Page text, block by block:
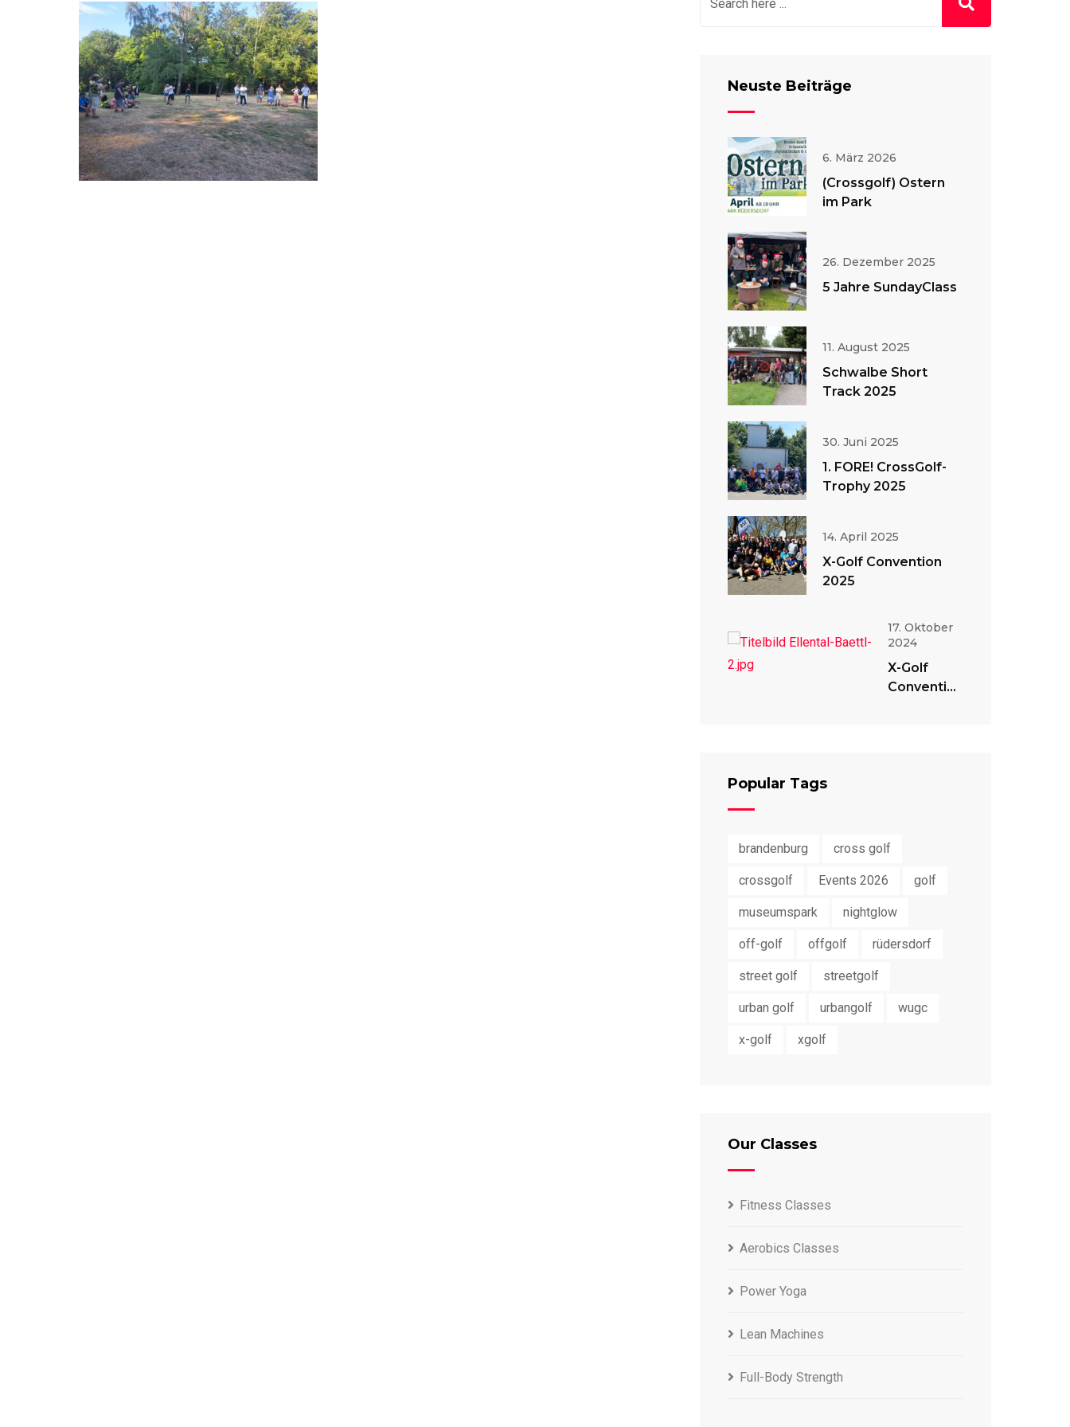
Neuste Beiträge
6. März 2026
(Crossgolf) Ostern
im Park
26. Dezember 2025
5 Jahre SundayClass
11. August 2025
Schwalbe Short
Track 2025
30. Juni 2025
1. FORE! CrossGolf-
Trophy 2025
14. April 2025
X-Golf Convention
2025
17. Oktober
2024
X-Golf
Convention
Popular Tags
brandenburg cross golf
crossgolf Events 2026 golf
museumspark nightglow
off-golf offgolf rüdersdorf
street golf streetgolf
urban golf urbangolf wugc
x-golf xgolf
Our Classes
Fitness Classes
Aerobics Classes
Power Yoga
Lean Machines
Full-Body Strength